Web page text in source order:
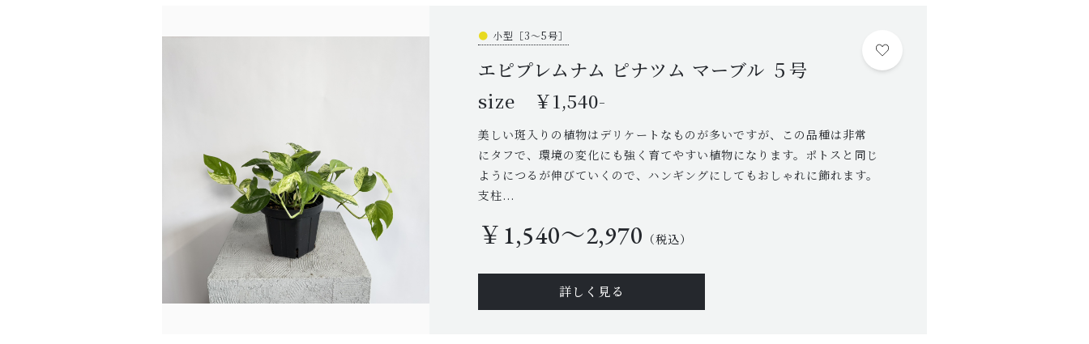
● 小型［3～5号］
エピプレムナム ピナツム マーブル ５号
size ￥1,540-
美しい斑入りの植物はデリケートなものが多いですが、この品種は非常
にタフで、環境の変化にも強く育てやすい植物になります。ポトスと同じ
ようにつるが伸びていくので、ハンギングにしてもおしゃれに飾れます。
支柱...
￥1,540〜2,970 （税込）
詳しく見る